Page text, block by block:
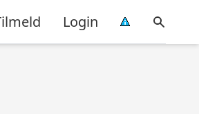
Login